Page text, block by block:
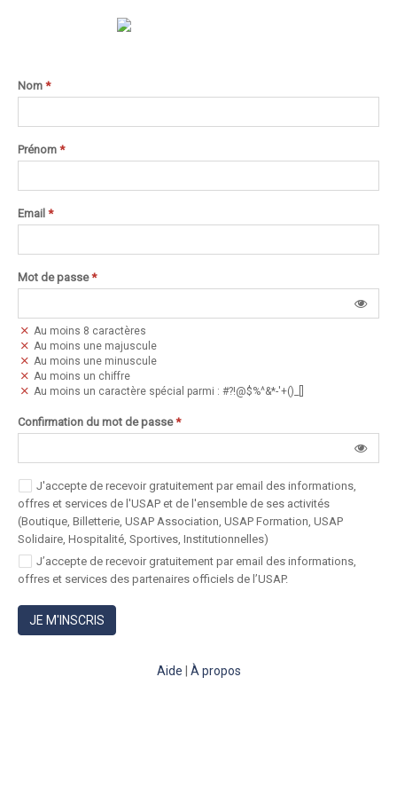
Nom *
Prénom *
Email *
Mot de passe*
Au moins 8 caractères
Au moins une majuscule
Au moins une minuscule
Au moins un chiffre
Au moins un caractère spécial parmi : #?!@$%^&*-'+()_[]
Confirmation du mot de passe*
J'accepte de recevoir gratuitement par email des informations,
offres et services de l'USAP et de l'ensemble de ses activités
(Boutique, Billetterie, USAP Association, USAP Formation, USAP
Solidaire, Hospitalité, Sportives, Institutionnelles)
J’accepte de recevoir gratuitement par email des informations,
offres et services des partenaires officiels de l’USAP.
JE M'INSCRIS
Aide À propos